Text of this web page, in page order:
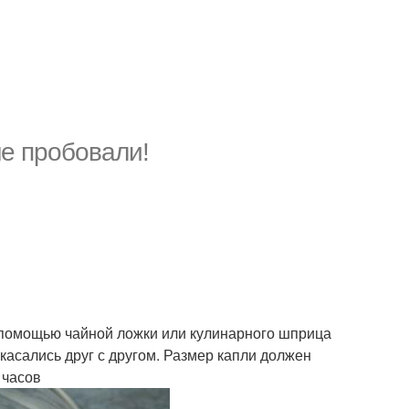
пробовали!
чайной ложки или кулинарного шприца
друг с другом. Размер капли должен